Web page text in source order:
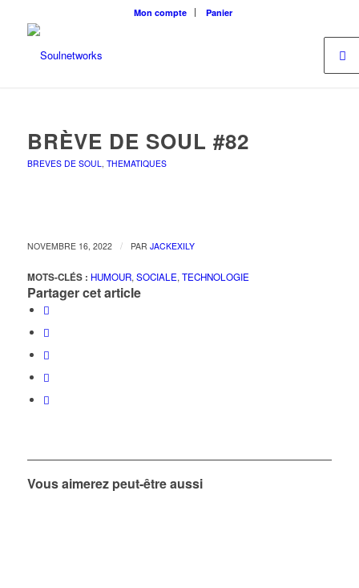
Mon compte Panier
BRÈVE DE SOUL #82
BREVES DE SOUL, THEMATIQUES
NOVEMBRE 16, 2022 / PAR JACKEXILY
MOTS-CLÉS : HUMOUR, SOCIALE, TECHNOLOGIE
Partager cet article
Vous aimerez peut-être aussi